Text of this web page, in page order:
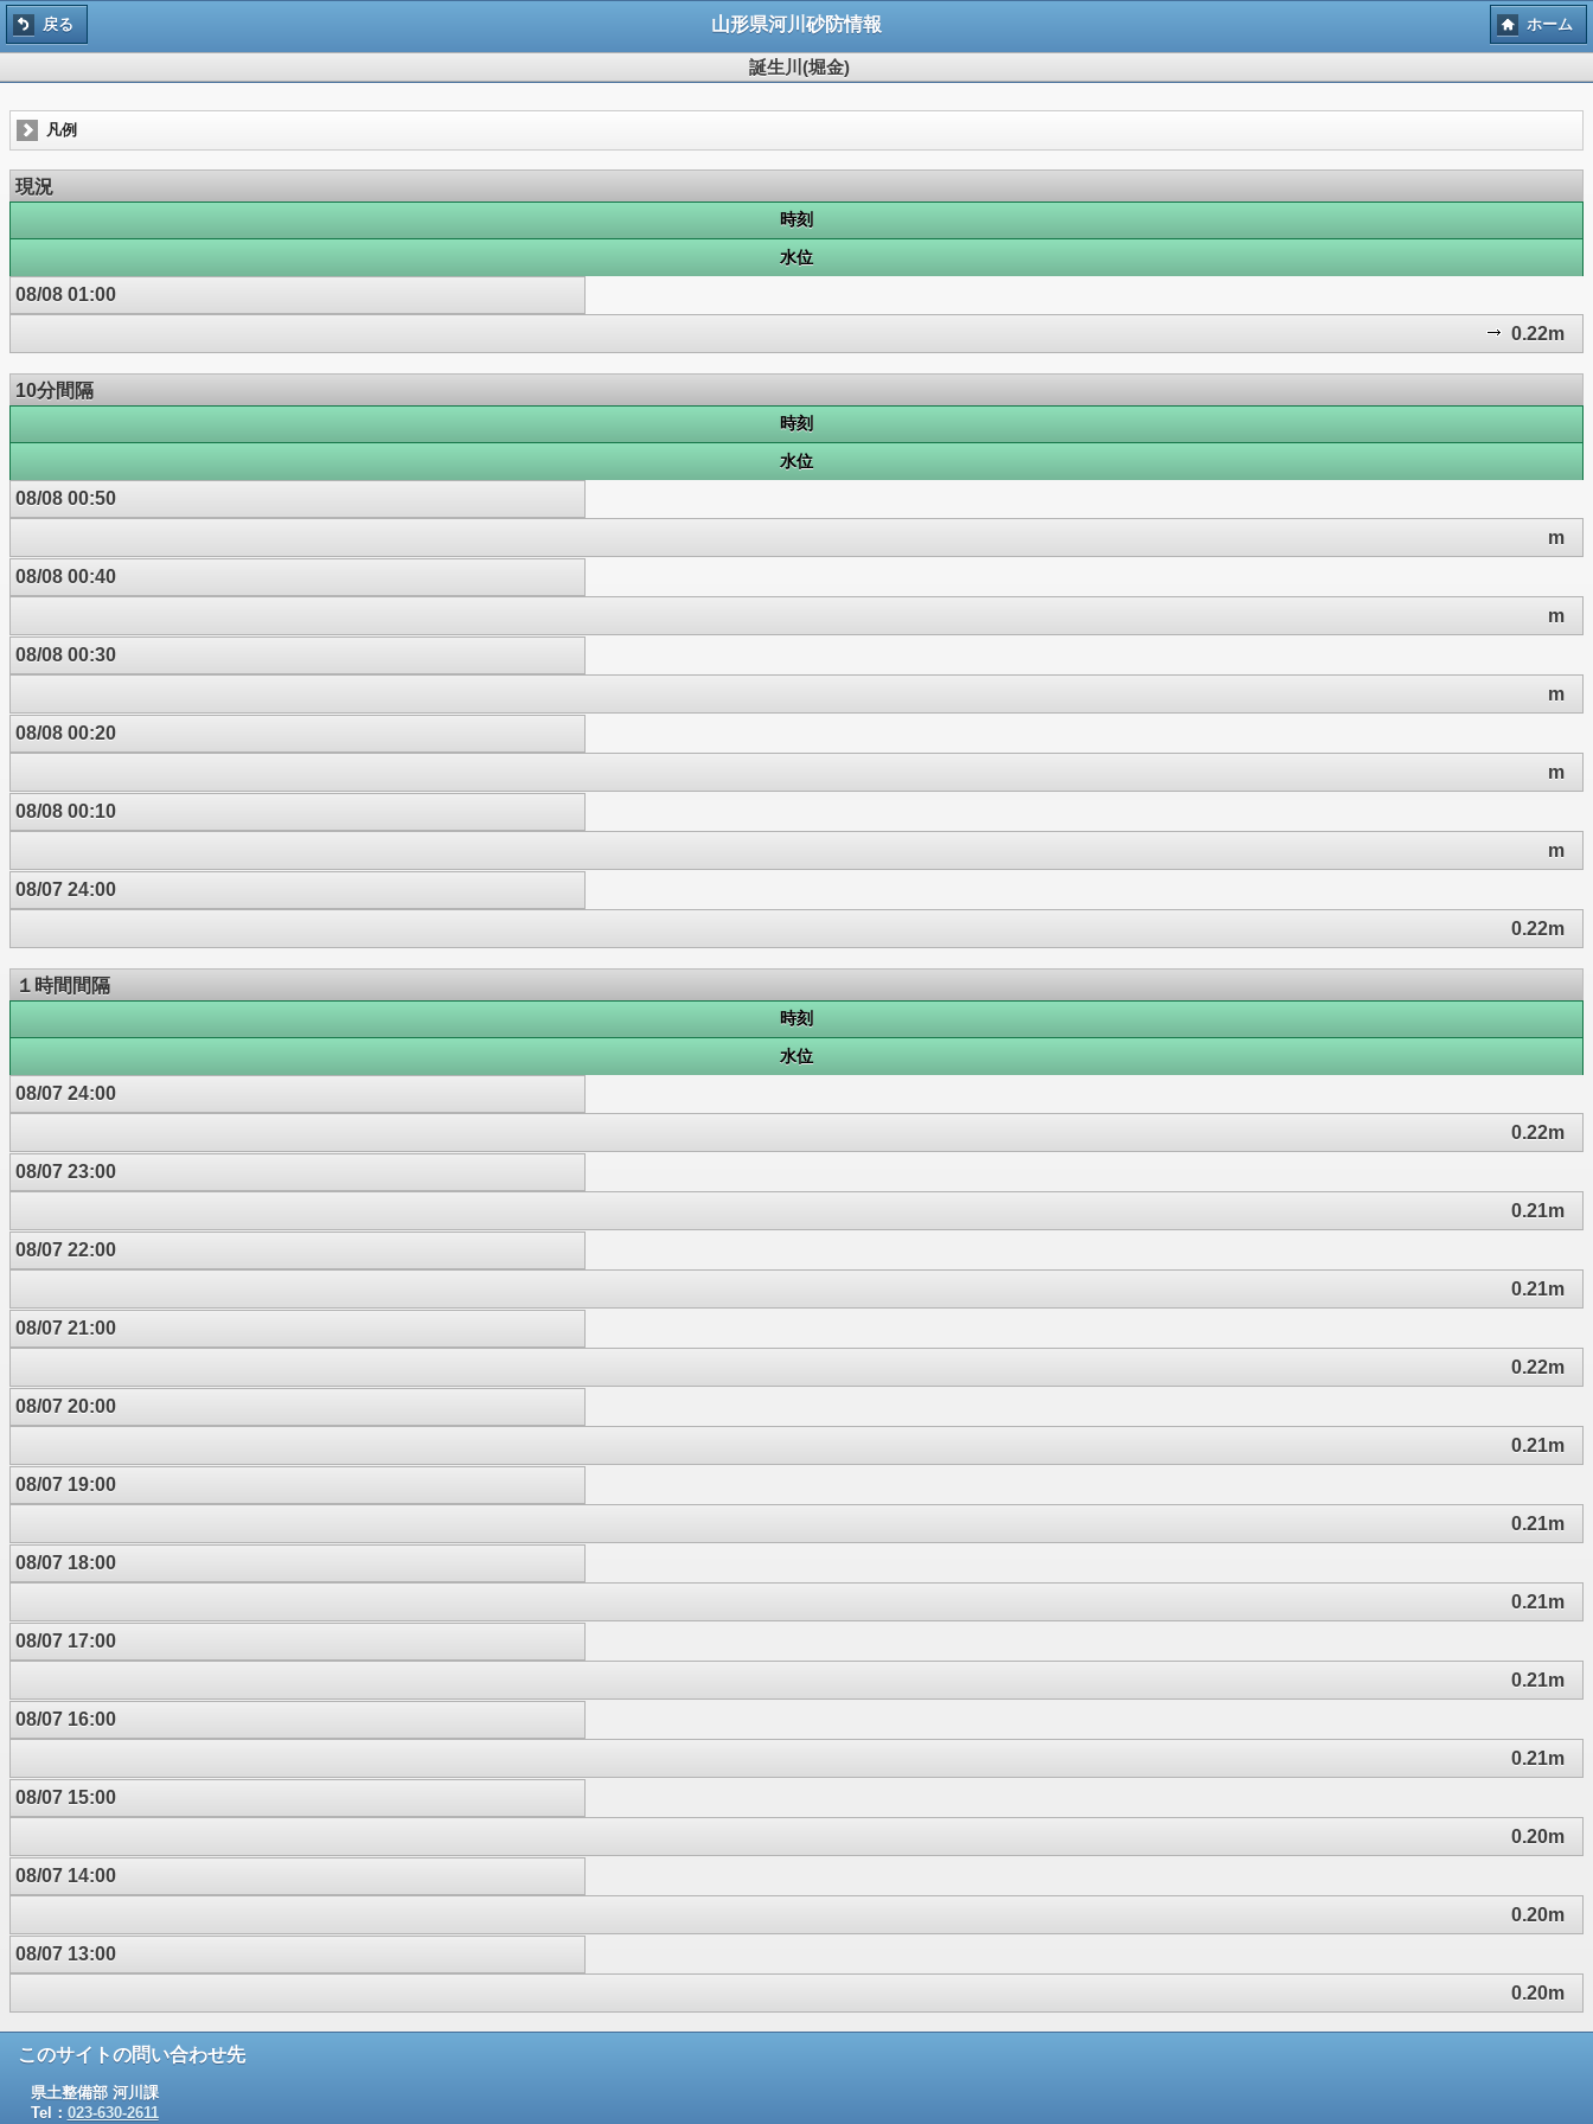
戻る 山形県河川砂防情報 ホーム
誕生川(堀金)
凡例
現況
時刻
水位
08/08 01:00
0.22m
10分間隔
時刻
水位
08/08 00:50
m
08/08 00:40
m
08/08 00:30
m
08/08 00:20
m
08/08 00:10
m
08/07 24:00
0.22m
１時間間隔
時刻
水位
08/07 24:00
0.22m
08/07 23:00
0.21m
08/07 22:00
0.21m
08/07 21:00
0.22m
08/07 20:00
0.21m
08/07 19:00
0.21m
08/07 18:00
0.21m
08/07 17:00
0.21m
08/07 16:00
0.21m
08/07 15:00
0.20m
08/07 14:00
0.20m
08/07 13:00
0.20m
このサイトの問い合わせ先
県土整備部 河川課
Tel： 023-630-2611